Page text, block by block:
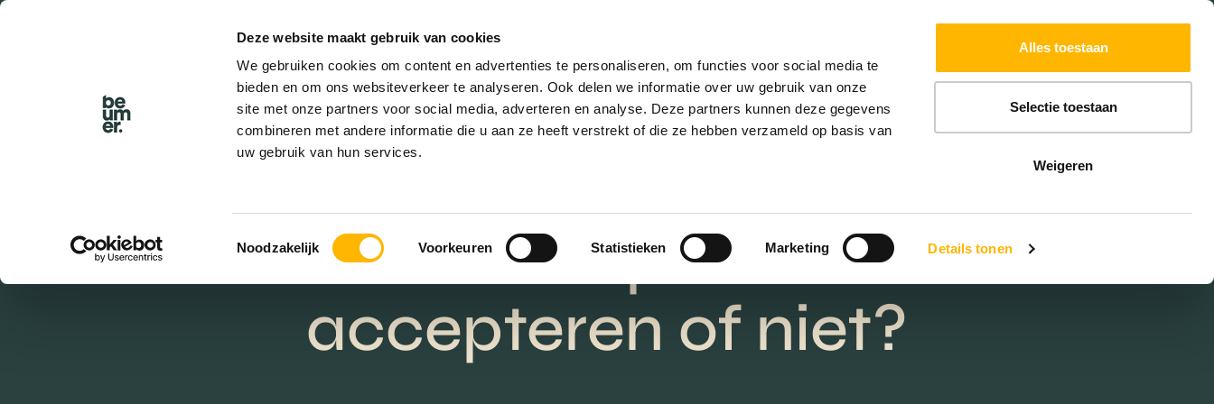
Deze website maakt gebruik van cookies
We gebruiken cookies om content en advertenties te personaliseren, om functies voor social media te
bieden en om ons websiteverkeer te analyseren. Ook delen we informatie over uw gebruik van onze
site met onze partners voor social media, adverteren en analyse. Deze partners kunnen deze gegevens
combineren met andere informatie die u aan ze heeft verstrekt of die ze hebben verzameld op basis van
uw gebruik van hun services.
Toestemmingsselectie
Noodzakelijk Voorkeuren Statistieken Marketing Details tonen
Alles toestaan
Selectie toestaan
Weigeren
EXTRA DIENSTEN
Wijziging in
bouwplan
accepteren of niet?